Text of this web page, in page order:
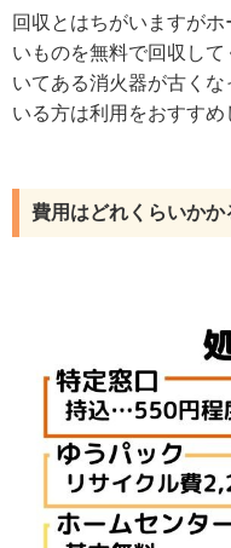
回収とはちがいますが
いものを無料で回収し
いてある消火器が古く
いる方は利用をおすすめ
費用はどれくらいかか